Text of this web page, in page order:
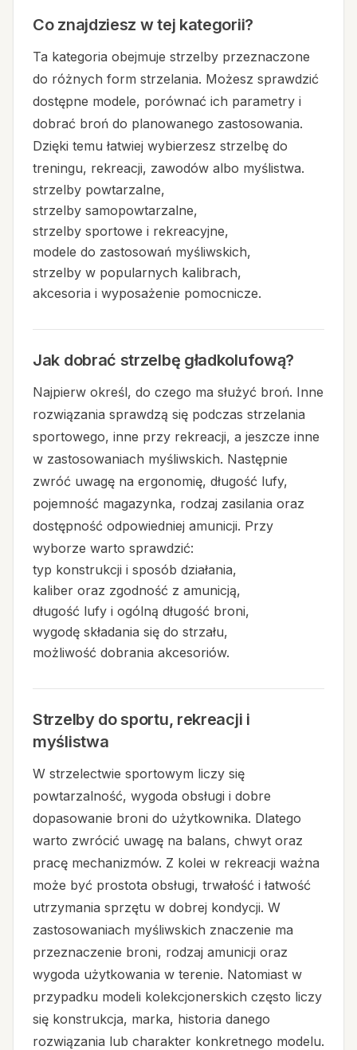
Co znajdziesz w tej kategorii?
Ta kategoria obejmuje strzelby przeznaczone
do różnych form strzelania. Możesz sprawdzić
dostępne modele, porównać ich parametry i
dobrać broń do planowanego zastosowania.
Dzięki temu łatwiej wybierzesz strzelbę do
treningu, rekreacji, zawodów albo myślistwa.
strzelby powtarzalne,
strzelby samopowtarzalne,
strzelby sportowe i rekreacyjne,
modele do zastosowań myśliwskich,
strzelby w popularnych kalibrach,
akcesoria i wyposażenie pomocnicze.
Jak dobrać strzelbę gładkolufową?
Najpierw określ, do czego ma służyć broń. Inne
rozwiązania sprawdzą się podczas strzelania
sportowego, inne przy rekreacji, a jeszcze inne
w zastosowaniach myśliwskich. Następnie
zwróć uwagę na ergonomię, długość lufy,
pojemność magazynka, rodzaj zasilania oraz
dostępność odpowiedniej amunicji. Przy
wyborze warto sprawdzić:
typ konstrukcji i sposób działania,
kaliber oraz zgodność z amunicją,
długość lufy i ogólną długość broni,
wygodę składania się do strzału,
możliwość dobrania akcesoriów.
Strzelby do sportu, rekreacji i
myślistwa
W strzelectwie sportowym liczy się
powtarzalność, wygoda obsługi i dobre
dopasowanie broni do użytkownika. Dlatego
warto zwrócić uwagę na balans, chwyt oraz
pracę mechanizmów. Z kolei w rekreacji ważna
może być prostota obsługi, trwałość i łatwość
utrzymania sprzętu w dobrej kondycji. W
zastosowaniach myśliwskich znaczenie ma
przeznaczenie broni, rodzaj amunicji oraz
wygoda użytkowania w terenie. Natomiast w
przypadku modeli kolekcjonerskich często liczy
się konstrukcja, marka, historia danego
rozwiązania lub charakter konkretnego modelu.